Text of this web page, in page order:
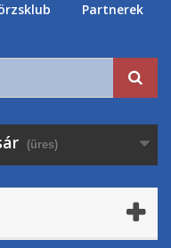
Partnerek
(üres)